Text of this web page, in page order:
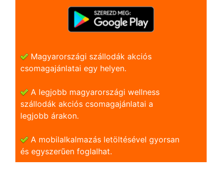
Magyarországi szállodák akciós
csomagajánlatai egy helyen.
A legjobb magyarországi wellness
szállodák akciós csomagajánlatai a
legjobb árakon.
A mobilalkalmazás letöltésével gyorsan
és egyszerũen foglalhat.